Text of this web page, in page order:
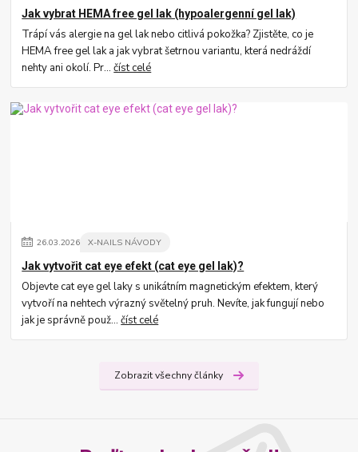
Jak vybrat HEMA free gel lak (hypoalergenní gel lak)
Trápí vás alergie na gel lak nebo citlivá pokožka? Zjistěte, co je
HEMA free gel lak a jak vybrat šetrnou variantu, která nedráždí
nehty ani okolí. Pr...číst celé
26.03.2026 X-NAILS NÁVODY
Jak vytvořit cat eye efekt (cat eye gel lak)?
Objevte cat eye gel laky s unikátním magnetickým efektem, který
vytvoří na nehtech výrazný světelný pruh. Nevíte, jak fungují nebo
jak je správně použ...číst celé
Zobrazit všechny články